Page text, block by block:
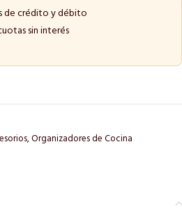
de crédito y débito
sin interés
,Organizadores de Cocina